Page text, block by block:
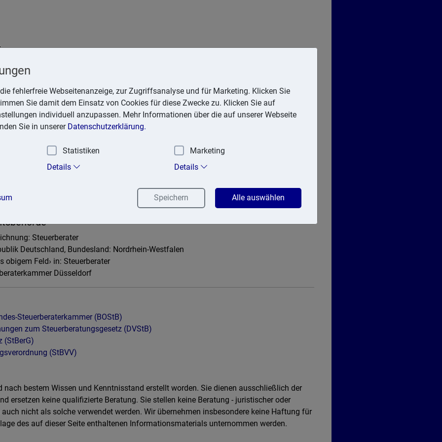
nach § 5
inhaltlich Verantwortlicher nach § 55 Abs. 2 RStV /
Steuerberater
Deutschland, Bundesland: Nordrhein-Westfalen
obigem Feld› in: Steuerberater
Düsseldorf
Steuerberaterkammer (BOStB)
zum Steuerberatungsgesetz (DVStB)
(StBerG)
(StBVV)
nach bestem Wissen und Kenntnisstand erstellt worden. Sie dienen ausschließlich der
ersetzen keine qualifizierte Beratung. Sie stellen keine Beratung - juristischer oder
nicht als solche verwendet werden. Wir übernehmen insbesondere keine Haftung für
des auf dieser Seite enthaltenen Informationsmaterials unternommen werden.
fehlerfreie Webseitenanzeige, zur Zugriffsanalyse und für Marketing. Klicken Sie
Sie damit dem Einsatz von Cookies für diese Zwecke zu. Klicken Sie auf
individuell anzupassen. Mehr Informationen über die auf unserer Webseite
Sie in unserer Datenschutzerklärung.
Statistiken
Marketing
Details Details
Speichern Alle auswählen